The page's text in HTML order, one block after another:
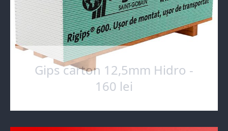
Gips carton 12,5mm Hidro -
160 lei